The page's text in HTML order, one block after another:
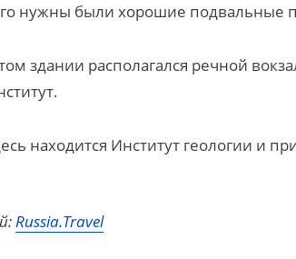
нужны были хорошие подвальные
здании располагался речной
находится Институт геологии и
Russia.Travel